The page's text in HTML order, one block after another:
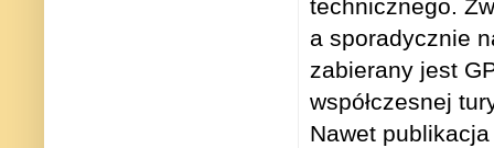
technicznego.
a sporadycznie
zabierany jest
współczesnej
Nawet